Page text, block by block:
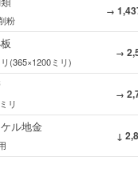
粉
→
(365×1200ミリ)
→
リ
→
ル地金
↓